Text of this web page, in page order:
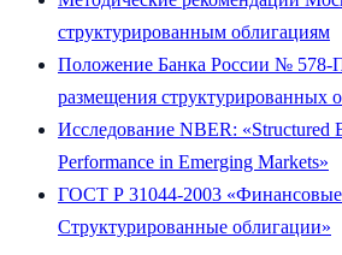
структурированным облигациям
Положение Банка России № 578-
размещения структурированных
Исследование NBER: «Structured
Performance in Emerging Markets»
ГОСТ Р 31044-2003
Структурированные облигации»